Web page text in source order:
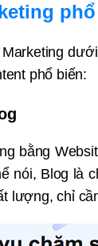
phổ biến:
bằng
nói, Blog là
lượng, chỉ